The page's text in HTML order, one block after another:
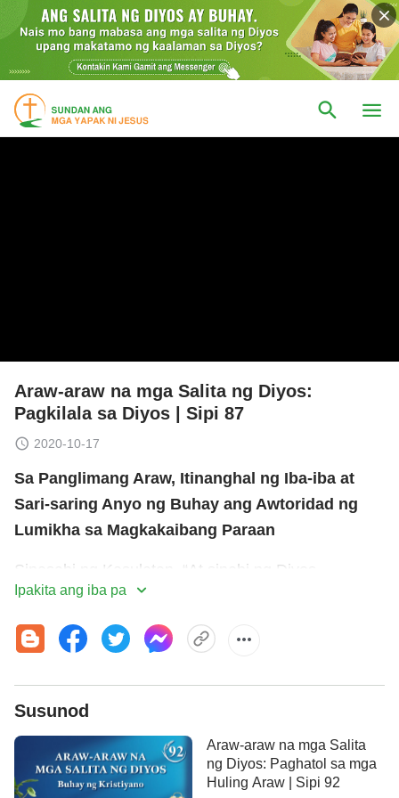
Araw-araw na mga Salita ng Diyos:
Pagkilala sa Diyos | Sipi 87
2020-10-17
Sa Panglimang Araw, Itinanghal ng Iba-iba at
Sari-saring Anyo ng Buhay ang Awtoridad ng
Lumikha sa Magkakaibang Paraan
Sinasabi ng Kasulatan, “At sinabi ng Diyos,
‘Bukalan nang sagana ang tubig ng mga
gumagalaw na nilikha na may buhay, at magsilipad
ang mga ibon sa itaas ng lupa sa bukas na
sagana ng tubig, ayon sa kani-kanyang uri at ang
lahat na may pakpak na ibon, ayon sa kani-kanyang
Ipakita ang iba pa
Susunod
Araw-araw na mga Salita
ng Diyos: Paghatol sa mga
Huling Araw | Sipi 92